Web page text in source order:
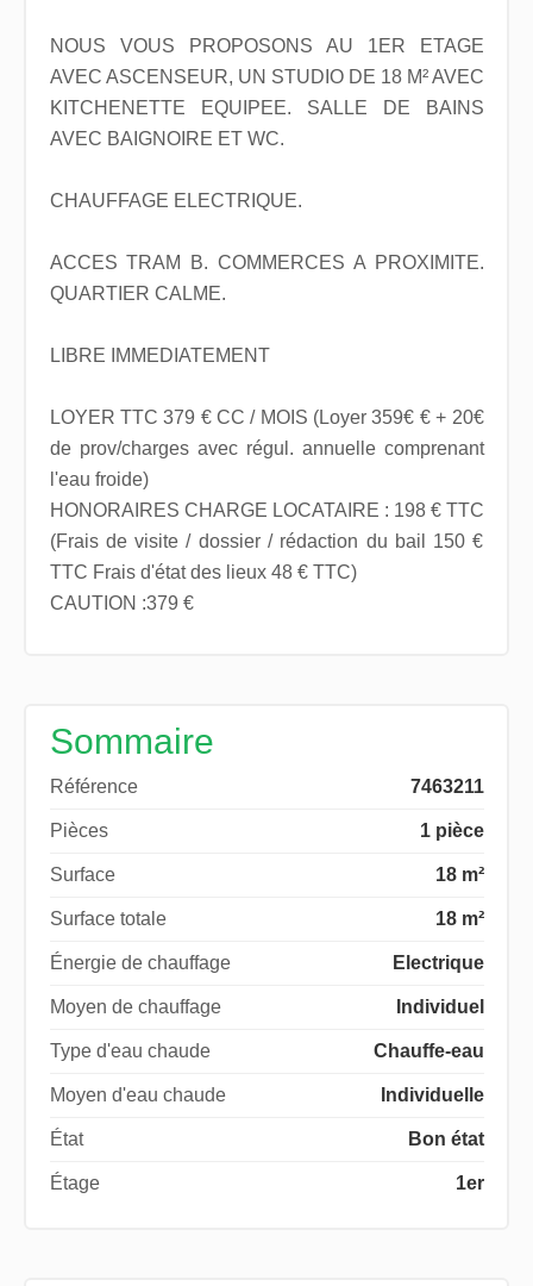
NOUS VOUS PROPOSONS AU 1ER ETAGE
AVEC ASCENSEUR, UN STUDIO DE 18 M² AVEC
KITCHENETTE EQUIPEE. SALLE DE BAINS
AVEC BAIGNOIRE ET WC.
CHAUFFAGE ELECTRIQUE.
ACCES TRAM B. COMMERCES A PROXIMITE.
QUARTIER CALME.
LIBRE IMMEDIATEMENT
LOYER TTC 379 € CC / MOIS (Loyer 359€ € + 20€
de prov/charges avec régul. annuelle comprenant
l'eau froide)
HONORAIRES CHARGE LOCATAIRE : 198 € TTC
(Frais de visite / dossier / rédaction du bail 150 €
TTC Frais d'état des lieux 48 € TTC)
CAUTION :379 €
Sommaire
Référence 7463211
Pièces 1 pièce
Surface 18 m²
Surface totale 18 m²
Énergie de chauffage Electrique
Moyen de chauffage Individuel
Type d'eau chaude Chauffe-eau
Moyen d'eau chaude Individuelle
État Bon état
Étage 1er